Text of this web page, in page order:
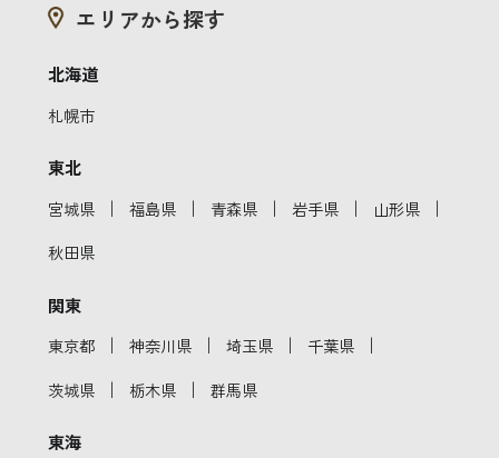
エリアから探す
北海道
札幌市
東北
宮城県 ｜ 福島県 ｜ 青森県 ｜ 岩手県 ｜ 山形県 ｜
秋田県
関東
東京都 ｜ 神奈川県 ｜ 埼玉県 ｜ 千葉県 ｜
茨城県 ｜ 栃木県 ｜ 群馬県
東海